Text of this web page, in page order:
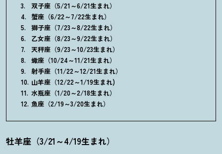
双子座（5/21～6/21生まれ）
蟹座（6/22～7/22生まれ）
獅子座（7/23～8/22生まれ）
乙女座（8/23～9/22生まれ）
天秤座（9/23～10/23生まれ）
蠍座（10/24～11/21生まれ）
射手座（11/22～12/21生まれ）
山羊座（12/22～1/19生まれ)
水瓶座（1/20～2/18生まれ）
魚座（2/19～3/20生まれ）
牡羊座（3/21～4/19生まれ）